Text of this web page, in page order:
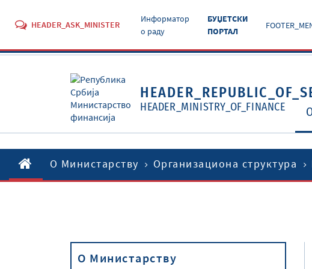
HEADER_ASK_MINISTER
Информатор
о раду
БУЏЕТСКИ
ПОРТАЛ
HEADER_MINISTRY_OF_FINANCE
O Министарству Организациона структура
O Министарству